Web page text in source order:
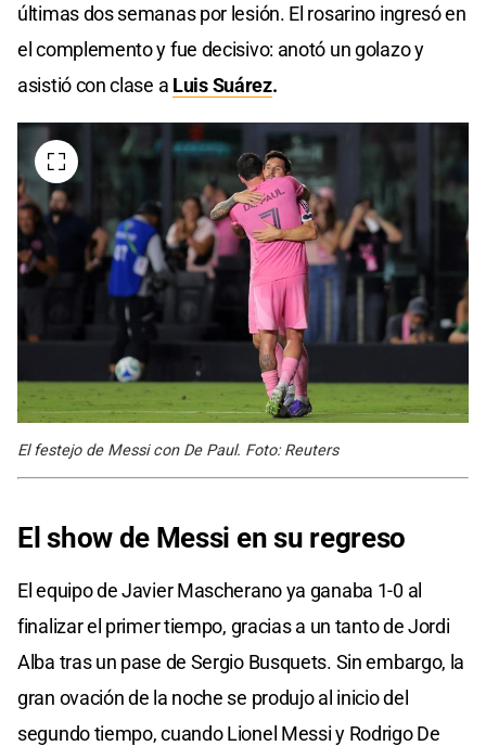
últimas dos semanas por lesión. El rosarino ingresó en
el complemento y fue decisivo: anotó un golazo y
asistió con clase a Luis Suárez.
El festejo de Messi con De Paul. Foto: Reuters
El show de Messi en su regreso
El equipo de Javier Mascherano ya ganaba 1-0 al
finalizar el primer tiempo, gracias a un tanto de Jordi
Alba tras un pase de Sergio Busquets. Sin embargo, la
gran ovación de la noche se produjo al inicio del
segundo tiempo, cuando Lionel Messi y Rodrigo De